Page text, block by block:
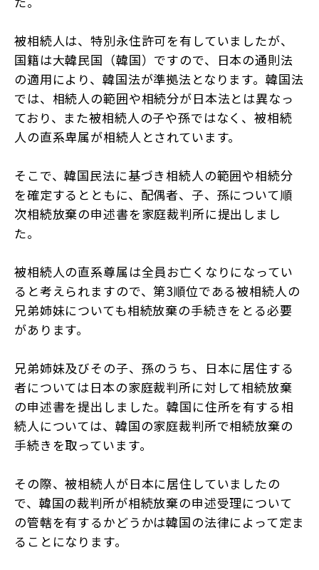
被相続人は、特別永住許可を有していましたが、
国籍は大韓民国（韓国）ですので、日本の通則法
の適用により、韓国法が準拠法となります。韓国法
では、相続人の範囲や相続分が日本法とは異なっ
ており、また被相続人の子や孫ではなく、被相続
人の直系卑属が相続人とされています。
そこで、韓国民法に基づき相続人の範囲や相続分
を確定するとともに、配偶者、子、孫について順
次相続放棄の申述書を家庭裁判所に提出しまし
た。
被相続人の直系尊属は全員お亡くなりになってい
ると考えられますので、第3順位である被相続人の
兄弟姉妹についても相続放棄の手続きをとる必要
があります。
兄弟姉妹及びその子、孫のうち、日本に居住する
者については日本の家庭裁判所に対して相続放棄
の申述書を提出しました。韓国に住所を有する相
続人については、韓国の家庭裁判所で相続放棄の
手続きを取っています。
その際、被相続人が日本に居住していましたの
で、韓国の裁判所が相続放棄の申述受理について
の管轄を有するかどうかは韓国の法律によって定ま
ることになります。